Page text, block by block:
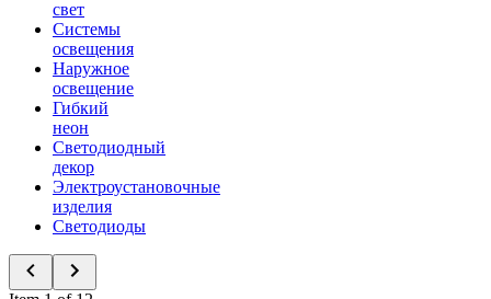
свет
Системы
освещения
Наружное
освещение
Гибкий
неон
Светодиодный
декор
Электроустановочные
изделия
Светодиоды